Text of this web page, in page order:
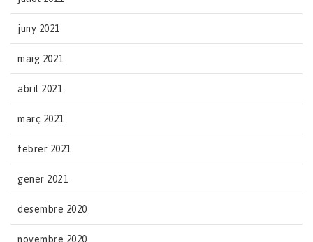
juny 2021
maig 2021
abril 2021
març 2021
febrer 2021
gener 2021
desembre 2020
novembre 2020